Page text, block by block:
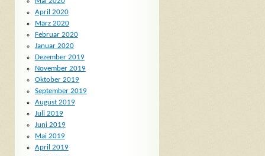
April 2020
März 2020
Februar 2020
Januar 2020
Dezember 2019
November 2019
Oktober 2019
September 2019
August 2019
Juli 2019
Juni 2019
Mai 2019
April 2019